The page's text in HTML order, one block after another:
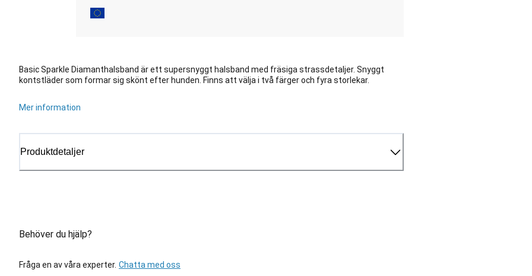
Basic Sparkle Diamanthalsband är ett supersnyggt halsband med fräsiga strassdetaljer. Snyggt
kontstläder som formar sig skönt efter hunden. Finns att välja i två färger och fyra storlekar.
Mer information
Produktdetaljer
Behöver du hjälp?
Fråga en av våra experter. Chatta med oss